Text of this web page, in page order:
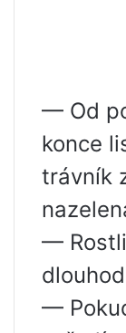
— Od
konce
trávník
—
—